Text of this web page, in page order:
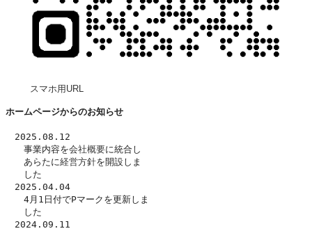
スマホ用URL
ホームページからのお知らせ
2025.08.12
事業内容を会社概要に統合し
あらたに経営方針を開設しま
した
2025.04.04
4月1日付でPマークを更新しま
した
2024.09.11